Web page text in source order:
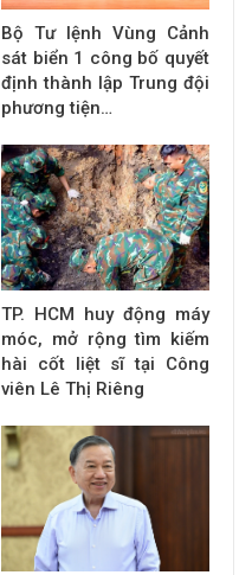
Bộ Tư lệnh Vùng Cảnh
sát biển 1 công bố quyết
định thành lập Trung đội
phương tiện…
TP. HCM huy động máy
móc, mở rộng tìm kiếm
hài cốt liệt sĩ tại Công
viên Lê Thị Riêng